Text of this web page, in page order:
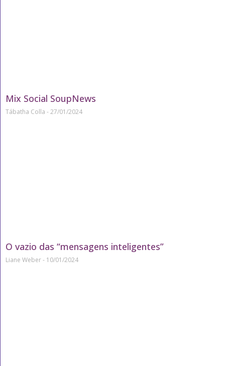
Mix Social SoupNews
Tábatha Colla 27/01/2024
O vazio das “mensagens inteligentes”
Liane Weber 10/01/2024